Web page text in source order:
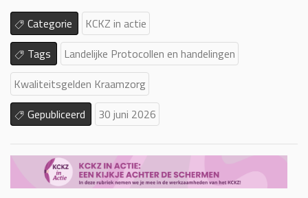
Categorie
KCKZ in actie
Tags
Landelijke Protocollen en handelingen
Kwaliteitsgelden Kraamzorg
Gepubliceerd
30 juni 2026